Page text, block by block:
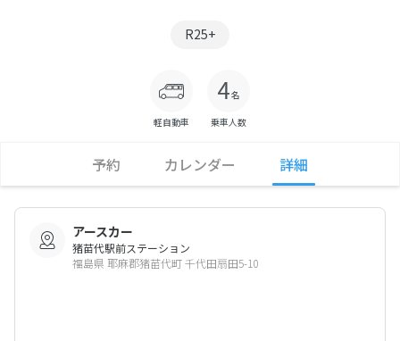
R25+
軽自動車 乗車人数
予約 カレンダー 詳細
アースカー
猪苗代駅前ステーション
福島県 耶麻郡猪苗代町 千代田扇田5-10